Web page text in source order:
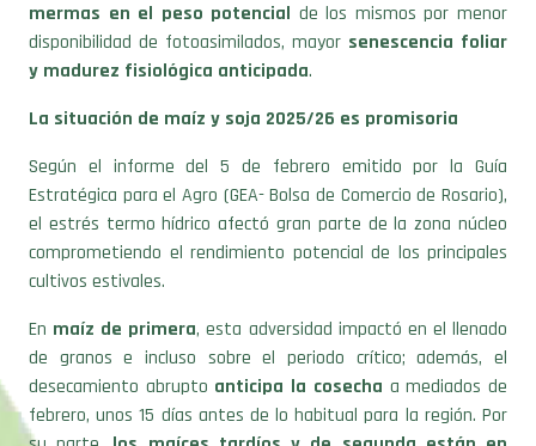
mermas en el peso potencial de los mismos por menor
disponibilidad de fotoasimilados, mayor senescencia foliar
y madurez fisiológica anticipada.
La situación de maíz y soja 2025/26 es promisoria
Según el informe del 5 de febrero emitido por la Guía
Estratégica para el Agro (GEA- Bolsa de Comercio de Rosario),
el estrés termo hídrico afectó gran parte de la zona núcleo
comprometiendo el rendimiento potencial de los principales
cultivos estivales.
En maíz de primera, esta adversidad impactó en el llenado
de granos e incluso sobre el periodo crítico; además, el
desecamiento abrupto anticipa la cosecha a mediados de
febrero, unos 15 días antes de lo habitual para la región. Por